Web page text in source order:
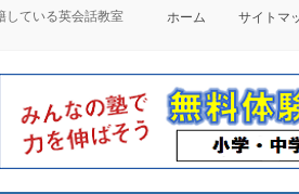
している英会話教室
ホーム サイトマ